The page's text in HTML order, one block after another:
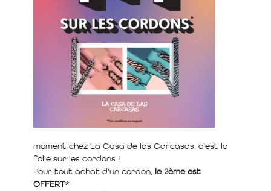
moment chez La Casa de las Carcasas, c’est la
folie sur les cordons !
Pour tout achat d’un cordon, le 2ème est
OFFERT*